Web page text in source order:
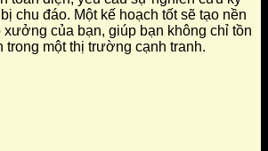
chu đáo. Một kế hoạch tốt sẽ tạo nền
của bạn, giúp bạn không chỉ tồn
trong một thị trường cạnh tranh.